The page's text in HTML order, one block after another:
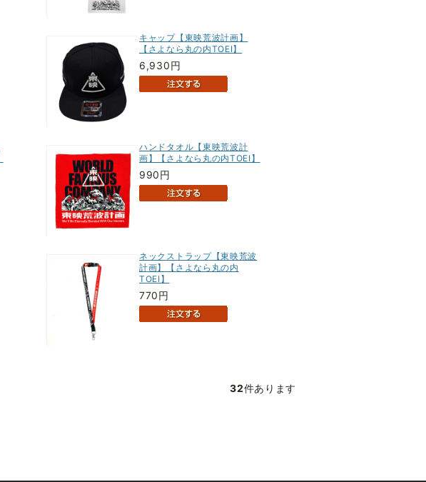
キャップ【東映荒波計画】
【さよなら丸の内TOEI】
6,930円
ハンドタオル【東映荒波計
画】【さよなら丸の内TOEI】
990円
ネックストラップ【東映荒波
計画】【さよなら丸の内
TOEI】
770円
32件あります